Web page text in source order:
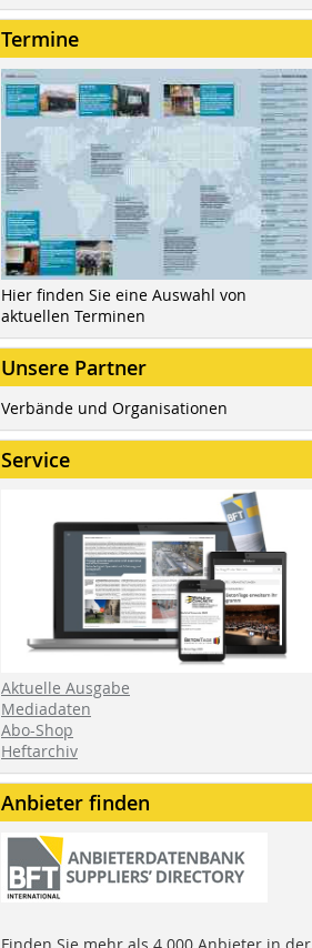
Termine
Hier finden Sie eine Auswahl von
aktuellen Terminen
Unsere Partner
Verbände und Organisationen
Service
Aktuelle Ausgabe
Mediadaten
Abo-Shop
Heftarchiv
Anbieter finden